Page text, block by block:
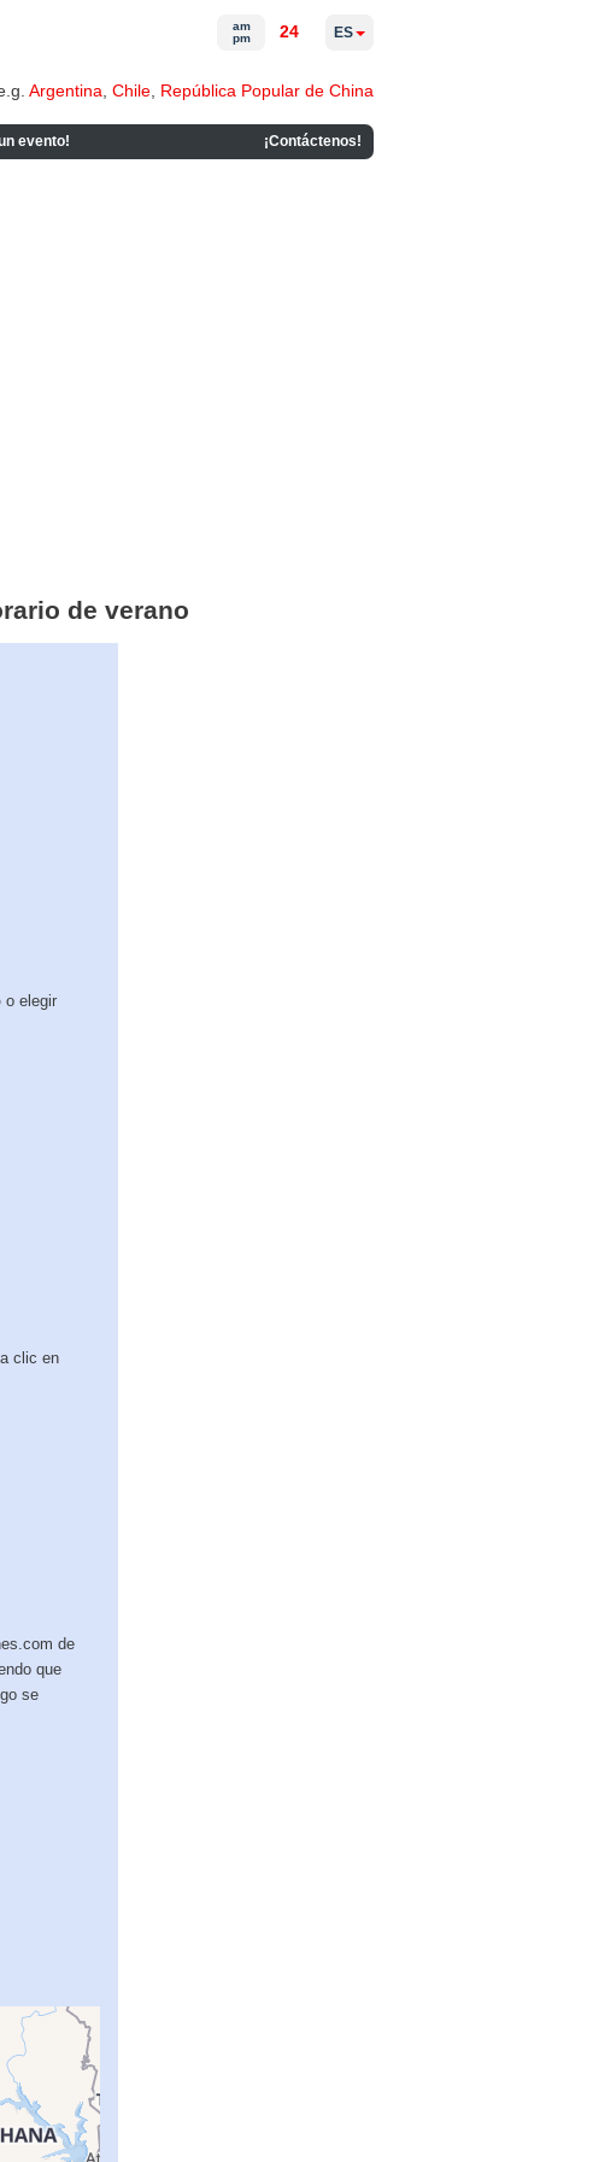
Argentina Chile República Popular de China
evento! ¡Contáctenos!
am
pm
24 ES
de verano
o elegir
clic en
de
que
se